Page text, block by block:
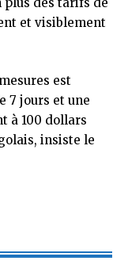
et visiblement
est
7 jours et une
à 100 dollars
insiste le